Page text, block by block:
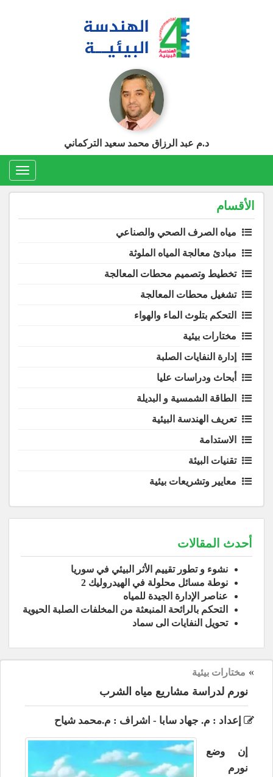
د.م عبد الرزاق محمد سعيد التركماني
الأقسام
مياه الصرف الصحي والصناعي
مبادئ معالجة المياه الملوثة
تخطيط وتصميم محطات المعالجة
تشغيل محطات المعالجة
التحكم بتلوث الماء والهواء
مختارات بيئية
إدارة النفايات الصلبة
أبحاث ودراسات عليا
الطاقة الشمسية و البديلة
تعريف الهندسة البيئية
الاستدامة
تقنيات البيئة
معايير وتشريعات بيئية
أحدث المقالات
نشوء و تطور تقييم الأثر البيئي في سوريا
نوطة مسائل محلولة في الهيدروليك 2
عناصر الإدارة الجيدة للمياه
التحكم بالرائحة المنبعثة من المخلفات الصلبة الحيوية
تحويل النفايات الى سماد
» مختارات بيئية
نورم لدراسة مشاريع مياه الشرب
إعداد : م. جهاد سابا - اشراف : م.محمد شياح
إن وضع
نورم